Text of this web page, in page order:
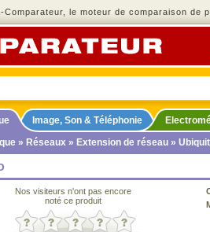
Comparateur, le moteur de comparaison de
Image, Son & Téléphonie
» Réseaux » Extension de réseau »
Nos visiteurs n'ont pas encore
noté ce produit